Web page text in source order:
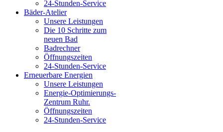
24-Stunden-Service
Bäder-Atelier
Unsere Leistungen
Die 10 Schritte zum
neuen Bad
Badrechner
Öffnungszeiten
24-Stunden-Service
Erneuerbare Energien
Unsere Leistungen
Energie-Optimierungs-
Zentrum Ruhr.
Öffnungszeiten
24-Stunden-Service